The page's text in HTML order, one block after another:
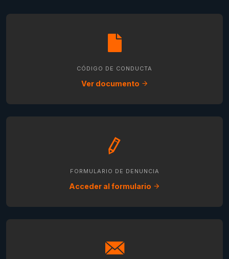
CÓDIGO DE CONDUCTA
Ver documento
FORMULARIO DE DENUNCIA
Acceder al formulario